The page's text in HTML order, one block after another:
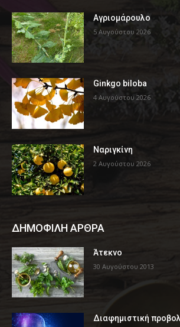
Αγριομάρουλο
5 Αυγούστου 2026
Ginkgo biloba
4 Αυγούστου 2026
Ναριγκίνη
2 Αυγούστου 2026
ΔΗΜΟΦΙΛΗ ΑΡΘΡΑ
Άτεκνο
30 Αυγούστου 2013
Διαφημιστική